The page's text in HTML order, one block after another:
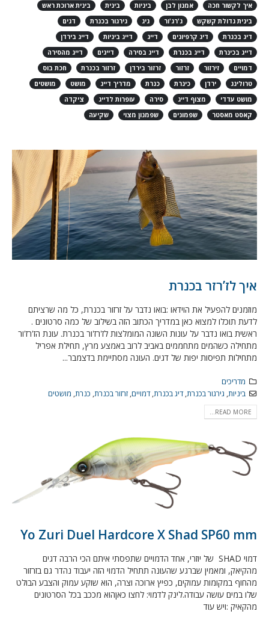
איך לז’רזר בכנרת
מוזמנים להפעיל את הוידאו :בואו נדבר על זרזור בכנרת, כל מה שרציתם
לדעת תוכלו למצוא כאן במדריך הכתוב הזה בשילוב של כמה סרטונים .
ראשית בואו נדבר על עונות השונה המומלצות לז'רז'ור בכנרת. עונת הז'רז'ור
מתחילה כשהמים מתחממים באביב לרוב באמצע מרץ, תחילת אפריל
מתחילות תפיסות יפות של דגים. העונה מסתיימת בדצמבר...
מדריכים
ביניות, גירגור בכנרת,דיג בכנרת,דמויים,זרזור בכנרת, כנרת, מושטים
READ MORE...
Yo Zuri Duel Hardcore X Shad SP60 mm
דמוי SHAD של יוזרי, אחד הדמויים שתפסתי איתם הכי הרבה דגים
מהקיאק, ומאמין שברגע שהעונה תתחיל הדמוי הזה יעבוד נהדר גם בזרזור
מהחוף במקומות עמוקים, כפיץ ארוכה וצרה, הוא שוקע עמוק והצבע הבולט
שלו במים עושה עבודה.לינק לדמוי: לחצו כאןהוא מככב בכל הסרטונים
מהקאיק :ויש עוד
איך לקשור חכה
אמנון לבן ביניות בינית
בינית ארוכת ראש
בינית גדולת קשקש
ג'רג'ור גיג גירגור בכנרת
דגים
דיג בכנרת
דיג קרפיונים דייג דייג ביניות
דייג בירדן
דייג בכינרת
דייג בכנרת דייג בסירה דייגים
דייג מהסירה
דמויים
זירזור זרזור זרזור בירדן זרזור בכנרת
חכת בוס
טרולינג
ירדן כינרת כנרת מדריך דייג מושט
מושטים
מושט עדדי
מצוף דייג סירה עופרות לדייג
ציקדה
קאסט מאסטר
שפמונים שפמנון מצוי שקיעה